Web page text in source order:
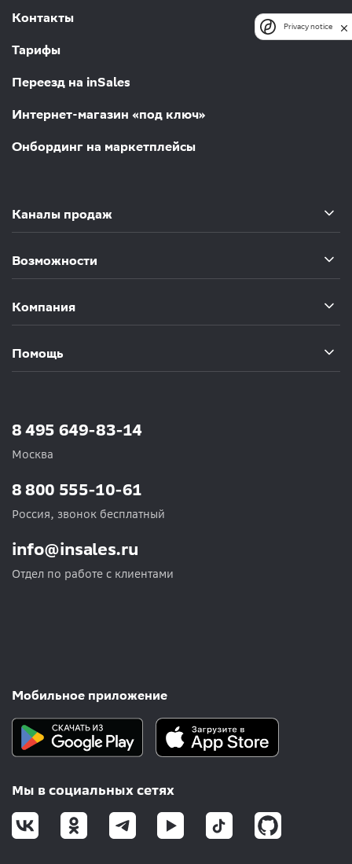
Контакты
Тарифы
Переезд на inSales
Интернет-магазин «под ключ»
Онбординг на маркетплейсы
Каналы продаж
Возможности
Компания
Помощь
8 495 649-83-14
Москва
info@insales.ru
Отдел по работе с клиентами
8 800 555-10-61
Россия, звонок бесплатный
Мобильное приложение
Мы в социальных сетях
Privacy notice